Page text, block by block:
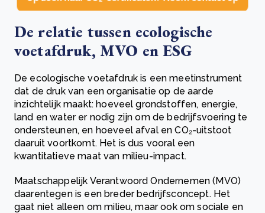
De relatie tussen ecologische
voetafdruk, MVO en ESG
De ecologische voetafdruk is een meetinstrument
dat de druk van een organisatie op de aarde
inzichtelijk maakt: hoeveel grondstoffen, energie,
land en water er nodig zijn om de bedrijfsvoering te
ondersteunen, en hoeveel afval en CO₂-uitstoot
daaruit voortkomt. Het is dus vooral een
kwantitatieve maat van milieu-impact.
Maatschappelijk Verantwoord Ondernemen (MVO)
daarentegen is een breder bedrijfsconcept. Het
gaat niet alleen om milieu, maar ook om sociale en